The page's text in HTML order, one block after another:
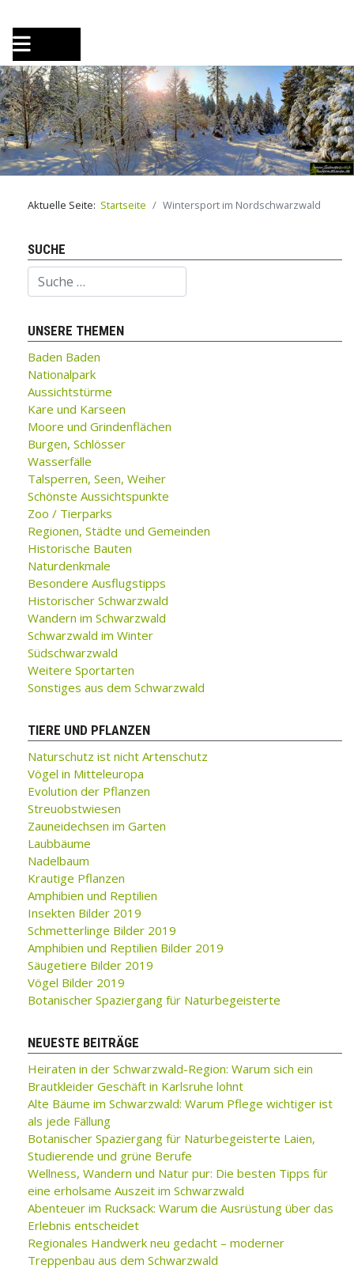
Aktuelle Seite: Startseite Wintersport im Nordschwarzwald
SUCHE
Suchen
UNSERE THEMEN
Baden Baden
Nationalpark
Aussichtstürme
Kare und Karseen
Moore und Grindenflächen
Burgen, Schlösser
Wasserfälle
Talsperren, Seen, Weiher
Schönste Aussichtspunkte
Zoo / Tierparks
Regionen, Städte und Gemeinden
Historische Bauten
Naturdenkmale
Besondere Ausflugstipps
Historischer Schwarzwald
Wandern im Schwarzwald
Schwarzwald im Winter
Südschwarzwald
Weitere Sportarten
Sonstiges aus dem Schwarzwald
TIERE UND PFLANZEN
Naturschutz ist nicht Artenschutz
Vögel in Mitteleuropa
Evolution der Pflanzen
Streuobstwiesen
Zauneidechsen im Garten
Laubbäume
Nadelbaum
Krautige Pflanzen
Amphibien und Reptilien
Insekten Bilder 2019
Schmetterlinge Bilder 2019
Amphibien und Reptilien Bilder 2019
Säugetiere Bilder 2019
Vögel Bilder 2019
Botanischer Spaziergang für Naturbegeisterte
NEUESTE BEITRÄGE
Heiraten in der Schwarzwald-Region: Warum sich ein
Brautkleider Geschäft in Karlsruhe lohnt
Alte Bäume im Schwarzwald: Warum Pflege wichtiger ist
als jede Fällung
Botanischer Spaziergang für Naturbegeisterte Laien,
Studierende und grüne Berufe
Wellness, Wandern und Natur pur: Die besten Tipps für
eine erholsame Auszeit im Schwarzwald
Abenteuer im Rucksack: Warum die Ausrüstung über das
Erlebnis entscheidet
Regionales Handwerk neu gedacht – moderner
Treppenbau aus dem Schwarzwald